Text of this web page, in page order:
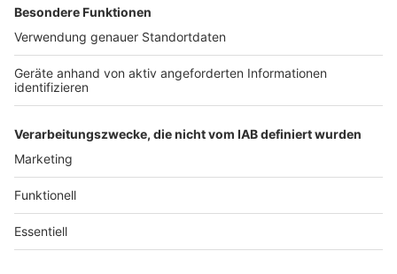
Archiv
ANTENNE BAYERN GROUP
Stiftung ANTENNE BAYERN
hilft
Teilnahmebedingungen
Grounding Page ANTENNE
BAYERN
Datenschutz­erklärung